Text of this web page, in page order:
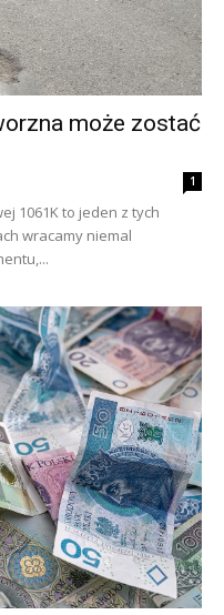
może zostać
1
1061K to jeden z tych
wracamy niemal